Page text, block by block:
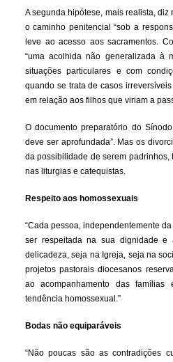
A segunda hipótese, mais realista,
o caminho penitencial “sob a
leve ao acesso aos sacramentos.
“uma acolhida não generalizada à
situações particulares e com
quando se trata de casos
em relação aos filhos que viriam a
O documento preparatório do
deve ser aprofundada”. Mas os
da possibilidade de serem padrinhos,
nas liturgias e catequistas.
Respeito aos homossexuais
“Cada pessoa, independentemente
ser respeitada na sua dignidade e
delicadeza, seja na Igreja, seja na
projetos pastorais diocesanos
ao acompanhamento das
tendência homossexual.”
Bodas não equiparáveis
“Não poucas são as contradições